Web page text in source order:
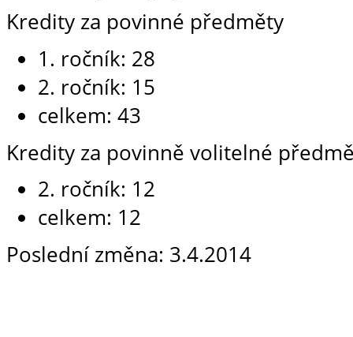
Kredity za povinné předměty
1. ročník: 28
2. ročník: 15
celkem: 43
Kredity za povinně volitelné
2. ročník: 12
celkem: 12
Poslední změna: 3.4.2014